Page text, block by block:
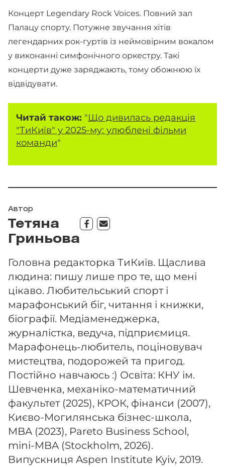
Концерт Legendary Rock Voices. Повний зал
Палацу спорту. Потужне звучання хітів
легендарних рок-гуртів із неймовірним вокалом
у виконанні симфонічного оркестру. Такі
концерти дуже заряджають, тому обожнюю їх
відвідувати.
Читай також: "Що дивилась редакція
"ТиКиїв" у 2025-му: улюблені фільми
команди"
Автор
Тетяна
Гриньова
Головна редакторка ТиКиїв. Щаслива
людина: пишу лише про те, що мені
цікаво. Любительський спорт і
марафонський біг, читання і книжки,
біографії. Медіаменеджерка,
журналістка, ведуча, підприємиця.
Марафонець-любитель, поціновувач
мистецтва, подорожей та пригод.
Постійно навчаюсь :) Освіта: КНУ ім.
Шевченка, механіко-математичний
факультет (2025), КРОК, фінанси (2007),
Києво-Могилянська бізнес-школа,
MBA (2023), Pareto Business School,
mini-MBA (Stockholm, 2026).
Випускниця Aspen Institute Kyiv, 2019.